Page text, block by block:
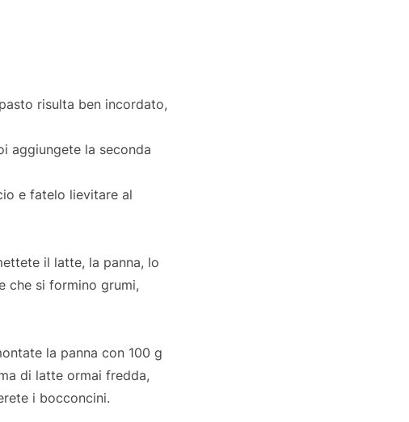
risulta ben incordato,
aggiungete la seconda
e fatelo lievitare al
il latte, la panna, lo
che si formino grumi,
la panna con 100 g
di latte ormai fredda,
i bocconcini.